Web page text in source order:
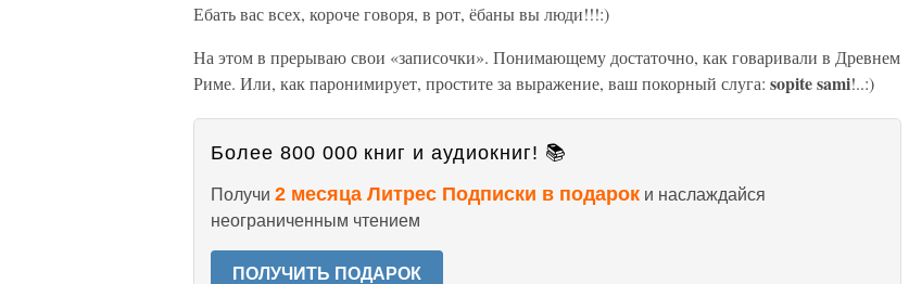
Ебать вас всех, короче говоря, в рот, ёбаны вы люди!!!:)
На этом в прерываю свои «записочки». Понимающему достаточно, как говаривали в Древнем
Риме. Или, как паронимирует, простите за выражение, ваш покорный слуга: sopite sami!..:)
Более 800 000 книг и аудиокниг! 📚
Получи 2 месяца Литрес Подписки в подарок и наслаждайся
неограниченным чтением
ПОЛУЧИТЬ ПОДАРОК